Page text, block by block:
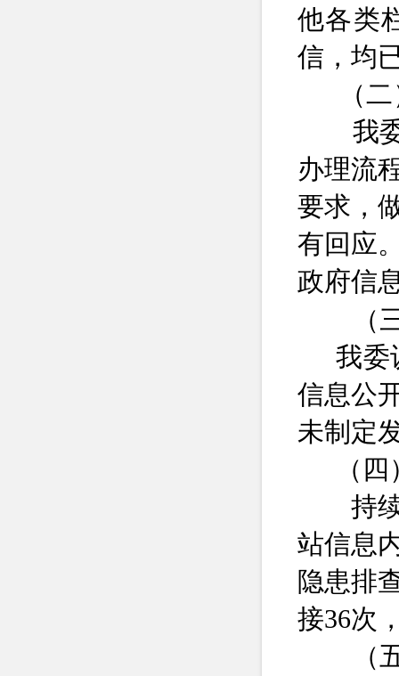
他各类
信，均
（
我
办理流
要求，
有回应
政府信
（
我委
信息公
未制定
（
持续
站信息
隐患排
接36次
（